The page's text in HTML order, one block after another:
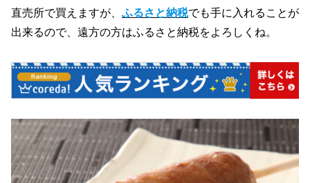
直売所で買えますが、 ふるさと納税でも手に入れることが
出来るので、遠方の方はふるさと納税をよろしくね。